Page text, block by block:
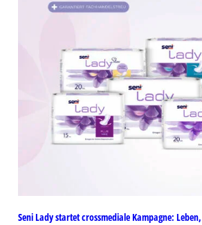
Seni Lady startet crossmediale Kampagne: